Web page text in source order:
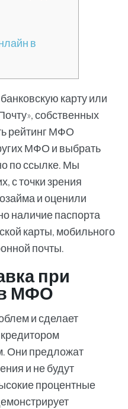
в
карту или
собственных
рейтинг МФО
МФО и выбрать
по ссылке. Мы
с точки зрения
и оценили
наличие паспорта
карты, мобильного
почты.
при
в МФО
и сделает
Они предложат
и не будут
процентные